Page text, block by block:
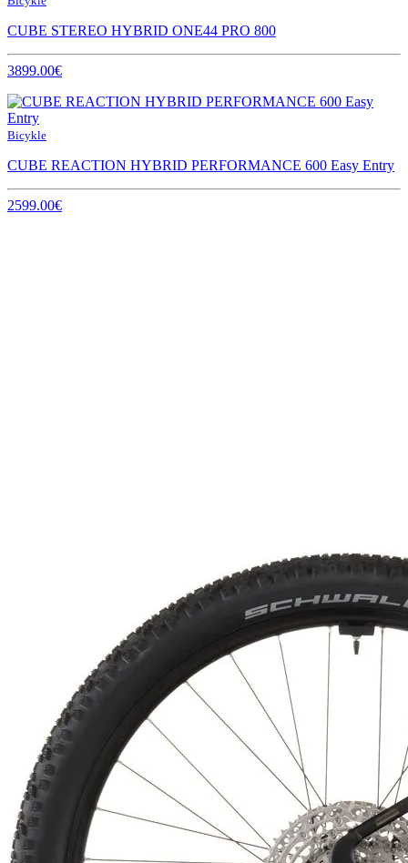
CUBE STEREO HYBRID ONE44 PRO 800
3899.00€
Bicykle
CUBE REACTION HYBRID PERFORMANCE 600 Easy Entry
2599.00€